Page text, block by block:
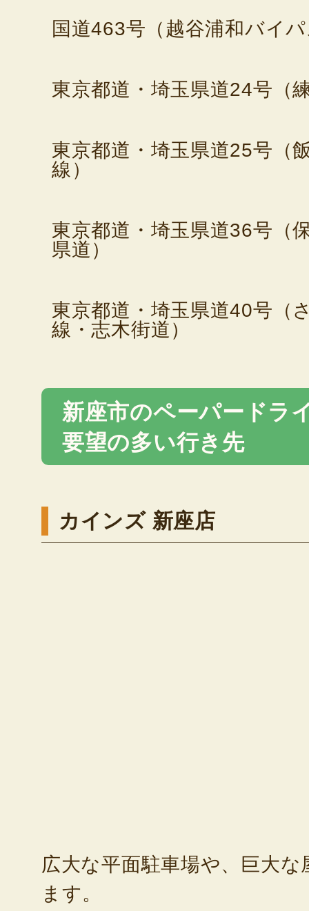
国道463号（越谷浦和バイ
東京都道・埼玉県道24号（
東京都道・埼玉県道25号（
線）
東京都道・埼玉県道36号（
県道）
東京都道・埼玉県道40号（
線・志木街道）
新座市のペーパードラ
要望の多い行き先
カインズ 新座店
広大な平面駐車場や、巨大
ます。